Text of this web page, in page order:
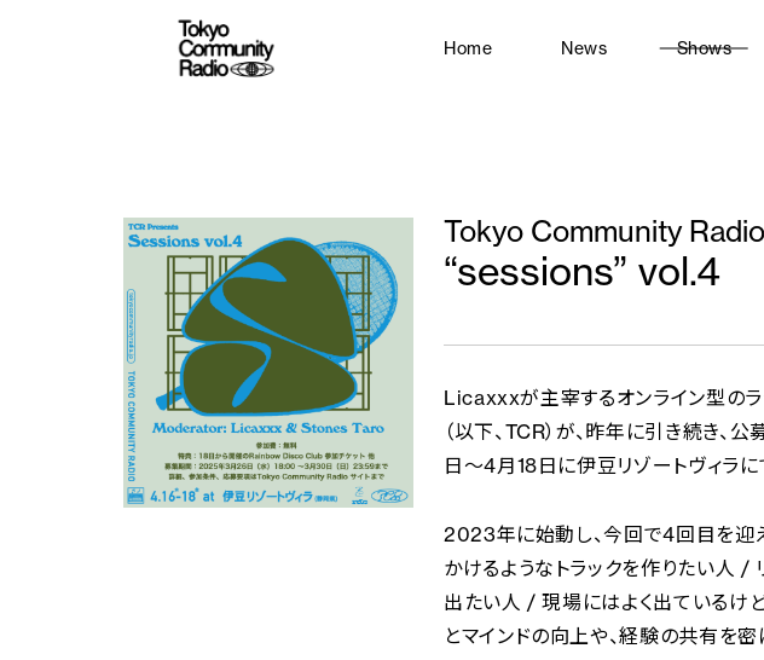
Home News Shows
Tokyo Community
“sessions” vol.4
Licaxxxが主宰するオンライン型の
（以下、TCR）が、昨年に引き続き
日〜4月18日に伊豆リゾートヴィラに
2023年に始動し、今回で4回目を迎
かけるようなトラックを作りたい人 /
出たい人 / 現場にはよく出ているけ
とマインドの向上や、経験の共有を密